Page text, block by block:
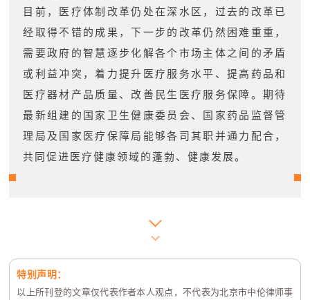
目前，医疗体制改革仍处在深水区，过去的改革已
经取得不错的成果，下一步的改革仍然困难重重，
需要政府的智慧逐步化解各个市场主体之间的矛盾
或利益冲突，着力提升医疗服务水平、提高药品和
医疗器材产品质量、改善民生医疗服务保障。期待
最新组建的国家卫生健康委员会、国家药品监督管
理局及国家医疗保障局能够各司其职并通力配合，
共同促进医疗健康领域的蓬勃、健康发展。
特别声明：
以上所刊登的文章仅代表作者本人观点，不代表为北京市中伦律师事